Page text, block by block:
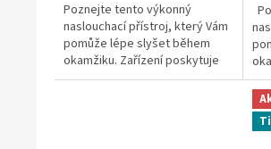
Poznejte tento výkonný
naslouchací přístroj, který Vám
pomůže lépe slyšet během
okamžiku. Zařízení poskytuje
maximální diskrétnost.